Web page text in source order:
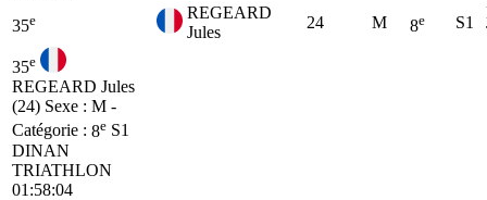
35e
REGEARD
Jules
24 M 8e S1
35e
REGEARD Jules
(24) Sexe : M -
Catégorie : 8e S1
DINAN
TRIATHLON
01:58:04